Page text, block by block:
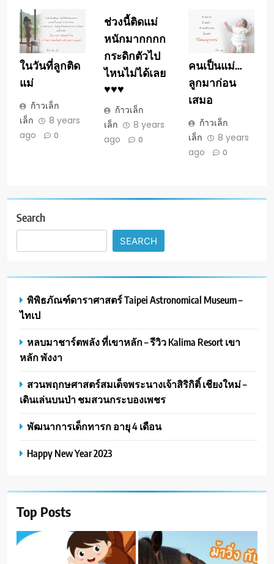
ในวันที่ลูกติด
แม่
ก้าวเล็ก
เล็ก
8 years
ago
0
ช่วงนี้ติดแม่
หนักมากกกก
กระดิกตัวไป
ไหนไม่ได้เลย
♥️♥️♥️
ก้าวเล็ก
เล็ก
8 years
ago
0
คนเป็นแม่…
ลูกมาก่อน
เสมอ
ก้าวเล็ก
เล็ก
8 years
ago
0
Search
SEARCH
พิพิธภัณฑ์ดาราศาสตร์ Taipei Astronomical Museum –
ไทเป
หลบมาชาร์ตพลัง ที่เขาหลัก – รีวิว Kalima Resort เขา
หลัก พังงา
สวนพฤกษศาสตร์สมเด็จพระนางเจ้าสิริกิติ์ เชียงใหม่ –
เดินเล่นบนป่า ชมสวนกระบองเพชร
พัฒนาการเด็กทารก อายุ 4 เดือน
Happy New Year 2023
Top Posts